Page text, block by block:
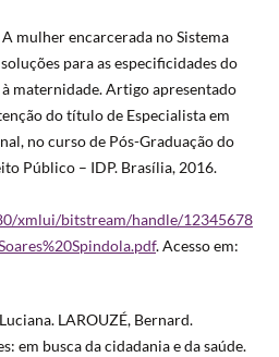
mulher encarcerada no Sistema
para as especificidades do
maternidade. Artigo apresentado
do título de Especialista em
no curso de Pós-Graduação do
Público – IDP. Brasília, 2016.
xmlui/bitstream/handle/12345678
. Acesso em:
LAROUZÉ, Bernard.
em busca da cidadania e da saúde.